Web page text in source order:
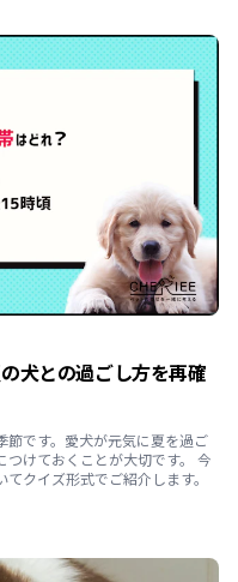
犬との過ごし方を再確
節です。愛犬が元気に夏を過ご
けておくことが大切です。 今
クイズ形式でご紹介します。